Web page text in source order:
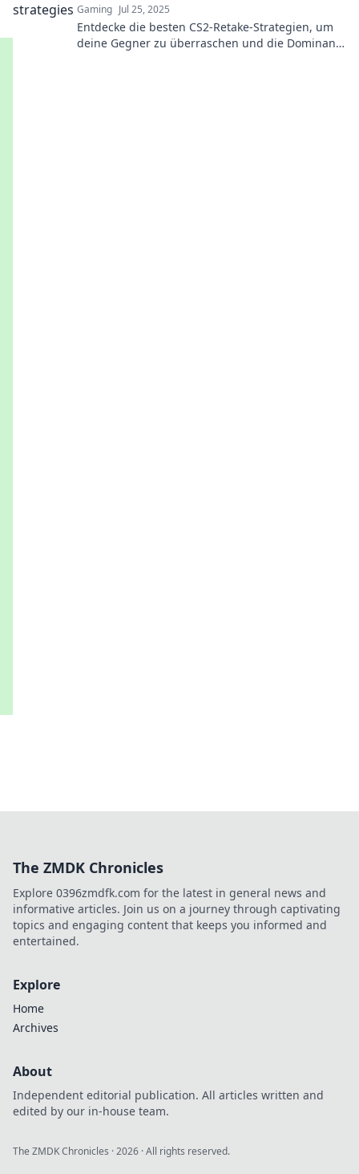
Gaming Jul 25, 2025
Entdecke die besten CS2-Retake-Strategien, um
deine Gegner zu überraschen und die Dominanz
The ZMDK Chronicles
Explore 0396zmdfk.com for the latest in general news and
informative articles. Join us on a journey through captivating
topics and engaging content that keeps you informed and
entertained.
Explore
Home
Archives
About
Independent editorial publication. All articles written and
edited by our in-house team.
The ZMDK Chronicles ·2026 · All rights reserved.